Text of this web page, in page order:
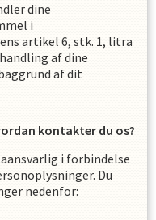
dine
i
artikel 6, stk. 1, litra
af dine
af dit
kontakter du os?
i forbindelse
Du
nedenfor: